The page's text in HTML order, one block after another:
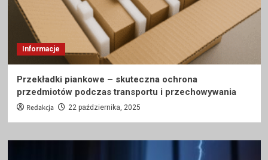
Informacje
Przekładki piankowe – skuteczna ochrona
przedmiotów podczas transportu i przechowywania
Redakcja 22 października, 2025